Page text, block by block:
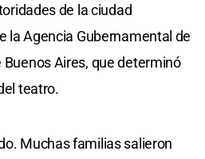
de la ciudad
la Agencia Gubernamental de
Buenos Aires, que determinó
teatro.
Muchas familias salieron